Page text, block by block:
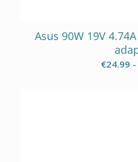
Asus 90W 19V
€24.99 -